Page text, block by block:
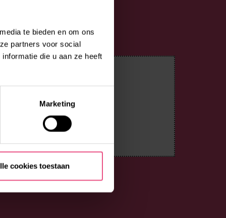
te bieden en om ons
partners voor social
die u aan ze heeft
Marketing
cookies toestaan